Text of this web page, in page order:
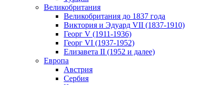
Великобритания
Великобритания до 1837 года
Виктория и Эдуард VII (1837-1910)
Георг V (1911-1936)
Георг VI (1937-1952)
Елизавета II (1952 и далее)
Европа
Австрия
Сербия